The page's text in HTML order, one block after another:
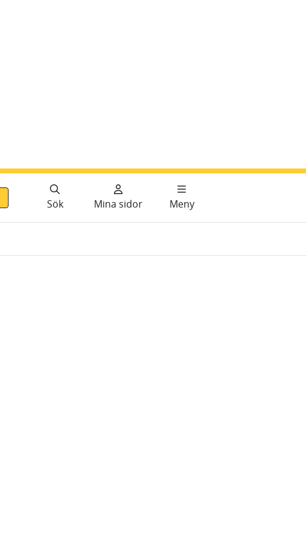
Sök Mina sidor Meny